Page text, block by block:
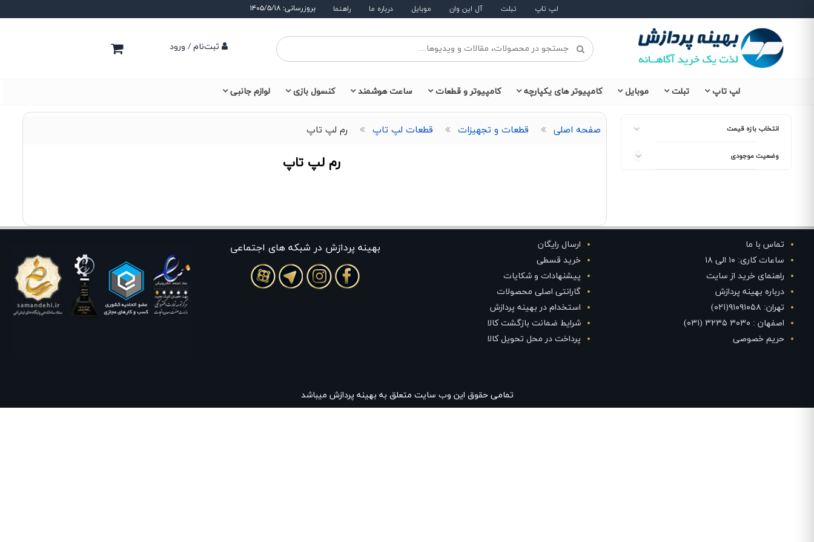
لپ تاپ تبلت آل این وان موبایل درباره ما راهنما بروزرسانی: ۱۴۰۵/۵/۱۸
ثبت‌نام / ورود
لپ تاپ تبلت موبایل کامپیوتر های یکپارچه کامپیوتر و قطعات ساعت هوشمند کنسول بازی لوازم جانبی
انتخاب بازه قیمت
وضعیت موجودی
صفحه اصلی قطعات و تجهیزات قطعات لپ تاپ رم لپ تاپ
رم لپ تاپ
تماس با ما
ساعات کاری: ۱۰ الی ۱۸
راهنمای خرید از سایت
درباره بهینه پردازش
تهران: ۹۱۰۹۱۰۵۸(۰۲۱)
اصفهان : ۳۰۳۰ ۳۲۳۵ (۰۳۱)
حریم خصوصی
ارسال رایگان
خرید قسطی
پیشنهادات و شکایات
گارانتی اصلی محصولات
استخدام در بهینه پردازش
شرایط ضمانت بازگشت کالا
پرداخت در محل تحویل کالا
بهينه پردازش در شبکه های اجتماعی
تمامی حقوق این وب سایت متعلق به بهینه پردازش میباشد